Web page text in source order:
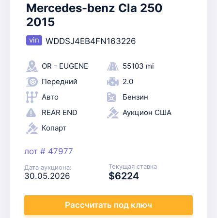
Mercedes-benz Cla 250
2015
WDDSJ4EB4FN163226
OR - EUGENE
55103 mi
Передний
2.0
Авто
Бензин
REAR END
Аукцион США
Копарт
лот # 47977
Дата аукциона:
30.05.2026
Текущая ставка
$6224
Рассчитать под ключ